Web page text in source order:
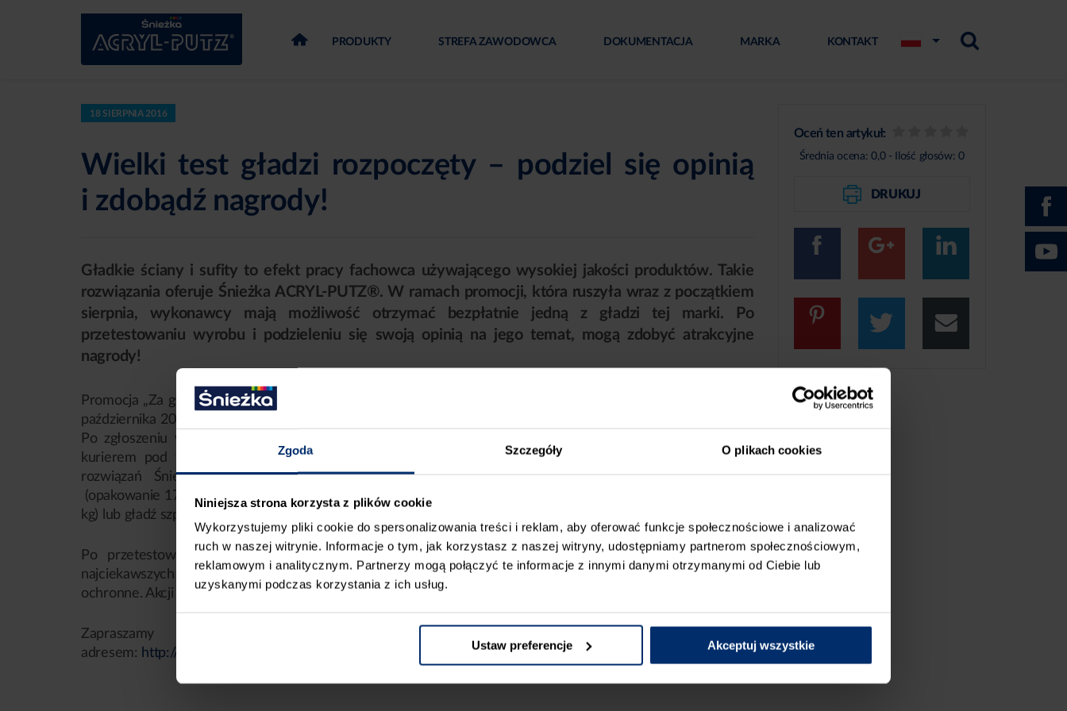
Zgoda Szczegóły O plikach cookies
Niniejsza strona korzysta z plików cookie
Wykorzystujemy pliki cookie do spersonalizowania treści i reklam, aby oferować funkcje społecznościowe i analizować
ruch w naszej witrynie. Informacje o tym, jak korzystasz z naszej witryny, udostępniamy partnerom społecznościowym,
reklamowym i analitycznym. Partnerzy mogą połączyć te informacje z innymi danymi otrzymanymi od Ciebie lub
uzyskanymi podczas korzystania z ich usług.
Ustaw preferencje Akceptuj wszystkie
PRODUKTY STREFA ZAWODOWCA DOKUMENTACJA MARKA KONTAKT
18 SIERPNIA 2016
Wielki test gładzi rozpoczęty – podziel się opinią
i zdobądź nagrody!
Gładkie ściany i sufity to efekt pracy fachowca używającego wysokiej jakości produktów. Takie
rozwiązania oferuje Śnieżka ACRYL-PUTZ®. W ramach promocji, która ruszyła wraz z początkiem
sierpnia, wykonawcy mają możliwość otrzymać bezpłatnie jedną z gładzi tej marki. Po
przetestowaniu wyrobu i podzieleniu się swoją opinią na jego temat, mogą zdobyć atrakcyjne
nagrody!
Promocja „Za gładź nie płać” dedykowana jest dla wykonawców i trwa przez 3 miesiące – od 1 sierpnia do 31
października 2016 roku. Aby wziąć w niej udział, wystarczy wysłać sms na podany przez Organizatora numer.
Po zgłoszeniu wykonawca otrzymuje za darmo wybraną, najbardziej odpowiadającą jego potrzebom gładź
kurierem pod wskazany adres wraz z produktem niespodzianką. Do wypróbowania jest jedno z trzech
rozwiązań Śnieżka ACRYL-PUTZ®: wykończeniowa gładź szpachlowaACRYL-PUTZ®FS 20 FINISZ
(opakowanie 17 kg), polimerowo-gipsowa gładź szpachlowa ACRYL-PUTZ
kg) lub gładź szpachlowa
®
Po przetestowaniu produktu, należy podzielić się swoją opinią na stronie:www.acrylputz.pl. Autorzy
najciekawszych opinii zdobędą nagrody rzeczowe – szlifierkę do gładzi, elektronarzędzia oraz ubrania
ochronne. Akcji towarzyszy również konkurs skierowany do punktów handlowych.
Zapraszamy do udziału w promocji! Szczegółowe informacje można znaleźć pod
adresem: http://konkurs.acrylputz.pl
Oceń ten artykuł:
Średnia ocena:0,0- Ilość głosów:0
DRUKUJ